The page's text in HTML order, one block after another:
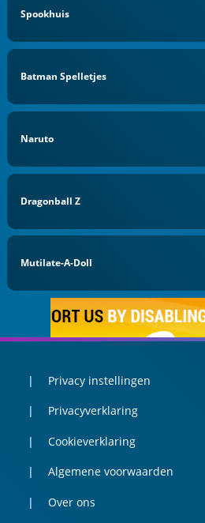
Spookhuis
Batman Spelletjes
Naruto
Dragonball Z
Mutilate-A-Doll
Privacy instellingen
Privacyverklaring
Cookieverklaring
Algemene voorwaarden
Over ons